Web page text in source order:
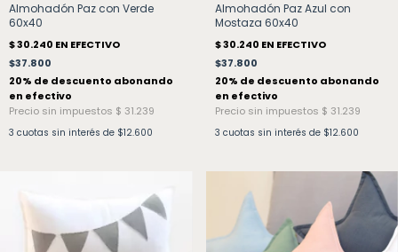
Almohadón Paz con Verde
60x40
$37.800
3 cuotas sin interés de $12.600
Almohadón Paz Azul con
Mostaza 60x40
$37.800
3 cuotas sin interés de $12.600